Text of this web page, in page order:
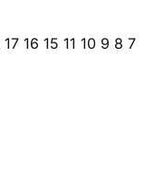
17 16 15 11 10 9 8 7